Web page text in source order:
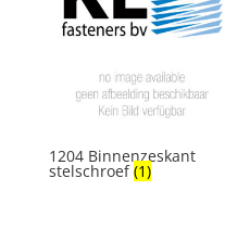
1204 Binnenzeskant
stelschroef(1)